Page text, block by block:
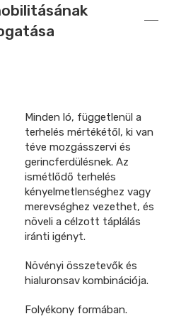
Minden ló, függetlenül a
terhelés mértékétől, ki van
téve mozgásszervi és
gerincferdülésnek. Az
ismétlődő terhelés
kényelmetlenséghez vagy
merevséghez vezethet, és
növeli a célzott táplálás
iránti igényt.
Növényi összetevők és
hialuronsav kombinációja.
Folyékony formában.